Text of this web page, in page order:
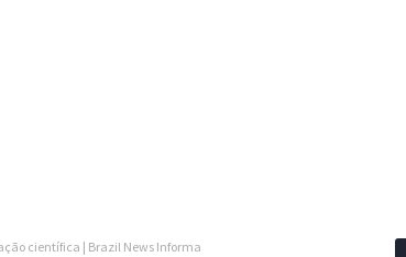
científica | Brazil News Informa